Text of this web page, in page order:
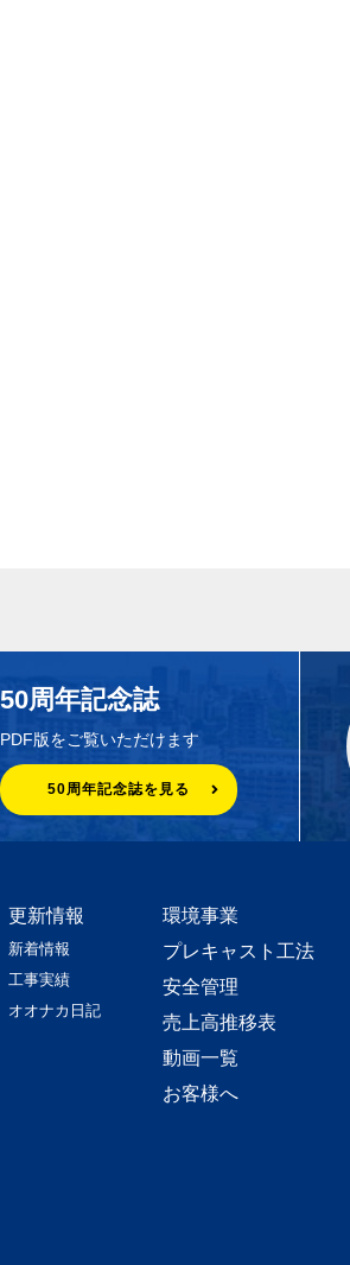
50周年記念誌
PDF版をご覧いただけます
50周年記念誌を見る
更新情報
新着情報
工事実績
オオナカ日記
環境事業
プレキャスト工法
安全管理
売上高推移表
動画一覧
お客様へ